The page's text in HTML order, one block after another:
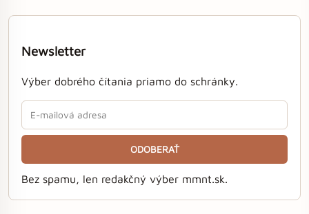
Newsletter
Výber dobrého čítania priamo do schránky.
ODOBERAŤ
Bez spamu, len redakčný výber mmnt.sk.